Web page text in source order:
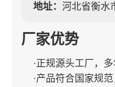
地址： 河北省衡水
厂家优势
·正规源头工厂，
·产品符合国家规